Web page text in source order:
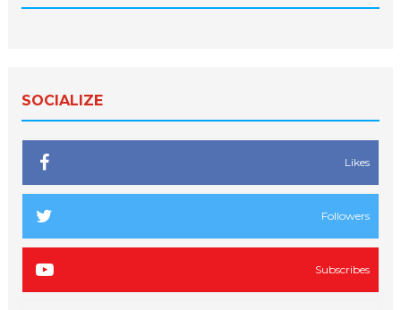
SOCIALIZE
Likes
Followers
Subscribes